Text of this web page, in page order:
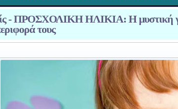
- ΠΡΟΣΧΟΛΙΚΗ ΗΛΙΚΙΑ: Η μυστική
τους